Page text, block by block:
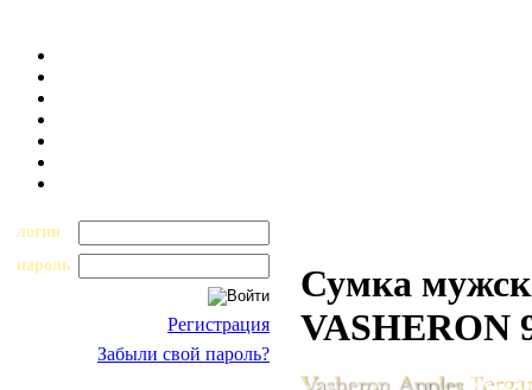
логин
пароль
Регистрация
Забыли свой пароль?
Сумка
VASHERON